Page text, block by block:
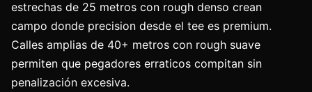
estrechas de 25 metros con rough denso crean
campo donde precision desde el tee es premium.
Calles amplias de 40+ metros con rough suave
permiten que pegadores erraticos compitan sin
penalización excesiva.